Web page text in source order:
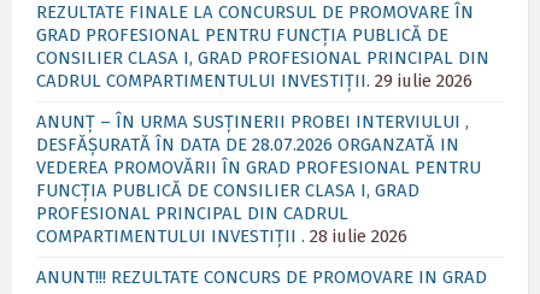
REZULTATE FINALE LA CONCURSUL DE PROMOVARE ÎN
GRAD PROFESIONAL PENTRU FUNCȚIA PUBLICĂ DE
CONSILIER CLASA I, GRAD PROFESIONAL PRINCIPAL DIN
CADRUL COMPARTIMENTULUI INVESTIȚII. 29 iulie 2026
ANUNȚ – ÎN URMA SUSȚINERII PROBEI INTERVIULUI ,
DESFĂȘURATĂ ÎN DATA DE 28.07.2026 ORGANZATĂ IN
VEDEREA PROMOVĂRII ÎN GRAD PROFESIONAL PENTRU
FUNCȚIA PUBLICĂ DE CONSILIER CLASA I, GRAD
PROFESIONAL PRINCIPAL DIN CADRUL
COMPARTIMENTULUI INVESTIȚII . 28 iulie 2026
ANUNT!!! REZULTATE CONCURS DE PROMOVARE IN GRAD